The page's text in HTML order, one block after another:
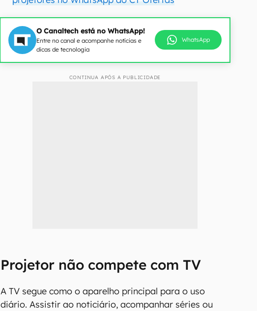
O Canaltech está no WhatsApp!
Entre no canal e acompanhe notícias e
dicas de tecnologia
WhatsApp
CONTINUA APÓS A PUBLICIDADE
Projetor não compete com TV
A TV segue como o aparelho principal para o uso
diário. Assistir ao noticiário, acompanhar séries ou